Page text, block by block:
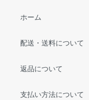
ホーム
配送・送料について
返品について
支払い方法について